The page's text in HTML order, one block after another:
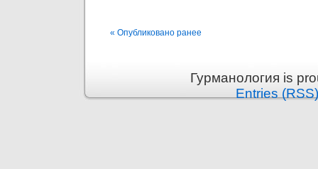
« Опубликовано ранее
Гурманология is
Entries (RSS)